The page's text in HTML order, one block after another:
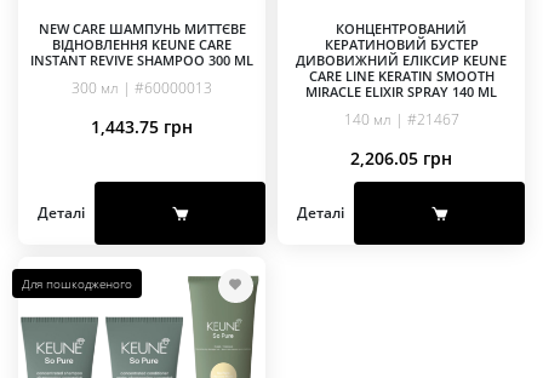
NEW CARE ШАМПУНЬ МИТТЄВЕ
ВІДНОВЛЕННЯ KEUNE CARE
INSTANT REVIVE SHAMPOO 300 ML
300 мл | #60000013
1,443.75 грн
Деталі
КОНЦЕНТРОВАНИЙ
КЕРАТИНОВИЙ БУСТЕР
ДИВОВИЖНИЙ ЕЛІКСИР KEUNE
CARE LINE KERATIN SMOOTH
MIRACLE ELIXIR SPRAY 140 ML
140 мл | #21467
2,206.05 грн
Деталі
Для пошкодженого